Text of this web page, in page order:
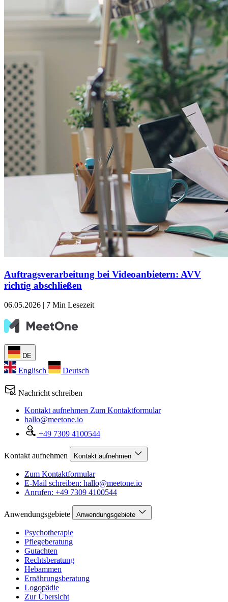
Auftragsverarbeitung bei Videoanbietern: AVV
richtig abschließen
06.05.2026 | 7 Min Lesezeit
DE
Englisch Deutsch
Nachricht schreiben
Kontakt aufnehmen Zum Kontaktformular
hallo@meetone.io
+49 7309 4100544
Kontakt aufnehmen Kontakt aufnehmen
Zum Kontaktformular
E-Mail schreiben: hallo@meetone.io
Anrufen: +49 7309 4100544
Anwendungsgebiete Anwendungsgebiete
Psychotherapie
Pflegeberatung
Gutachten
Rechtsberatung
Hebammen
Ernährungsberatung
Logopädie
Zur Übersicht